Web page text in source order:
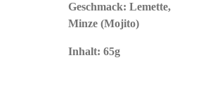
Geschmack: Lemette,
Minze (Mojito)
Inhalt: 65g